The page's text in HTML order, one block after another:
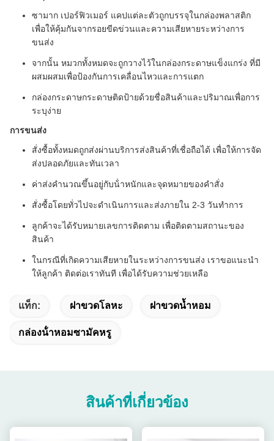
ซามาก เปอร์ฟิวเมอร์ แคปแต่ละตัวถูกบรรจุในกล่องพลาสติก
เพื่อให้คุ้มกันจากรอยขีดข่วนและความเสียหายระหว่างการ
ขนส่ง
จากนั้น หมวกทั้งหมดจะถูกวางไว้ในกล่องกระดาษแข็งแกร่ง ที่มี
ผสมผสมเพื่อป้องกันการเคลื่อนไหวและการแตก
กล่องกระดาษกระดาษติดป้ายด้วยชื่อสินค้าและปริมาณเพื่อการ
ระบุง่าย
การขนส่ง
สั่งซื้อทั้งหมดถูกส่งผ่านบริการส่งสินค้าที่เชื่อถือได้ เพื่อให้การจัด
ส่งปลอดภัยและทันเวลา
ค่าส่งคํานวณขึ้นอยู่กับน้ําหนักและจุดหมายของคําสั่ง
สั่งซื้อโดยทั่วไปจะดําเนินการและส่งภายใน 2-3 วันทําการ
ลูกค้าจะได้รับหมายเลขการติดตาม เพื่อติดตามสถานะของ
สินค้า
ในกรณีที่เกิดความเสียหายในระหว่างการขนส่ง เราขอแนะนํา
ให้ลูกค้า ติดต่อเราทันที เพื่อได้รับความช่วยเหลือ
แท็ก: ฝาขวดโลหะ ฝาขวดน้ำหอม
กล่องน้ําหอมซามัคหรู
สินค้าที่เกี่ยวข้อง